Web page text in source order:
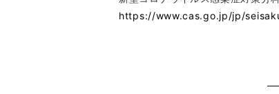
https://www.cas.go.jp/jp/